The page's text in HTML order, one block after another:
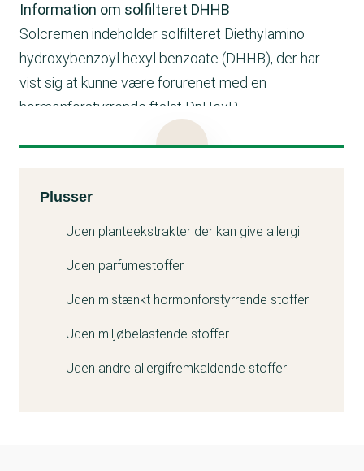
Information om solfilteret DHHB
Solcremen indeholder solfilteret Diethylamino
hydroxybenzoyl hexyl benzoate (DHHB), der har
vist sig at kunne være forurenet med en
hormonforstyrrende ftalat DnHexP .
EU har fastsat en grænse for forureningen, der skal
Matas oplyser, at deres leverandør af DHHB
garanterer en maksimumgrænse for DnHexP
kommende krav.
Læs mere i testartiklen om solcreme
Kemitest
Plusser
Uden planteekstrakter der kan give allergi
Uden parfumestoffer
Uden mistænkt hormonforstyrrende stoffer
Uden miljøbelastende stoffer
Uden andre allergifremkaldende stoffer